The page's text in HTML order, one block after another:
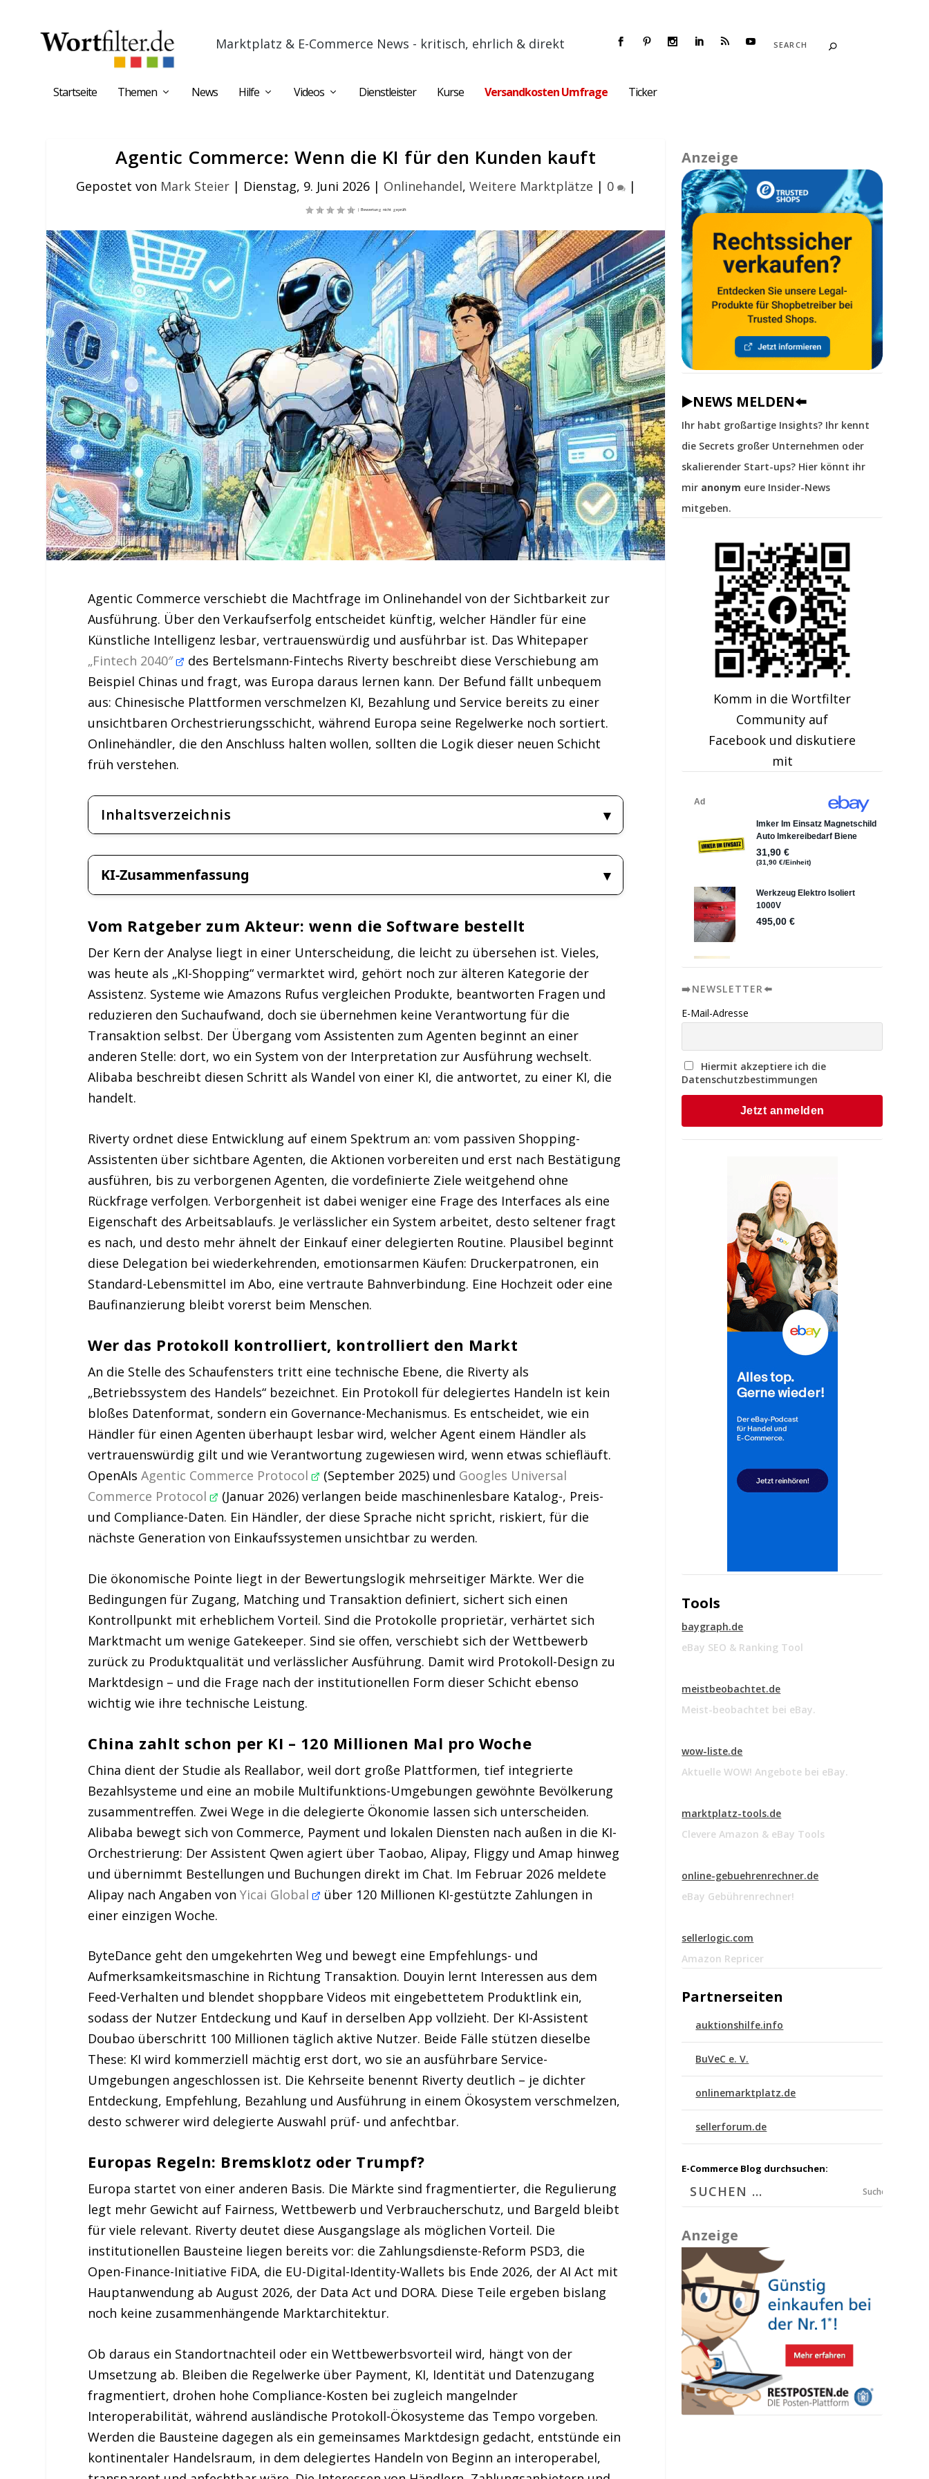
Marktplatz & E-Commerce News - kritisch, ehrlich & direkt
Startseite Themen News Hilfe Videos Dienstleister Kurse Versandkosten Umfrage Ticker
Agentic Commerce: Wenn die KI für den Kunden kauft
Gepostet von Mark Steier| Dienstag, 9. Juni 2026| Onlinehandel, Weitere Marktplätze | 0 |
Agentic Commerce verschiebt die Machtfrage im Onlinehandel von der Sichtbarkeit zur
Ausführung. Über den Verkaufserfolg entscheidet künftig, welcher Händler für eine
Künstliche Intelligenz lesbar, vertrauenswürdig und ausführbar ist. Das Whitepaper
„Fintech 2040″
des Bertelsmann-Fintechs Riverty beschreibt diese Verschiebung am
Beispiel Chinas und fragt, was Europa daraus lernen kann. Der Befund fällt unbequem
aus: Chinesische Plattformen verschmelzen KI, Bezahlung und Service bereits zu einer
unsichtbaren Orchestrierungsschicht, während Europa seine Regelwerke noch sortiert.
Onlinehändler, die den Anschluss halten wollen, sollten die Logik dieser neuen Schicht
früh verstehen.
Inhaltsverzeichnis
KI-Zusammenfassung
Vom Ratgeber zum Akteur: wenn die Software bestellt
Der Kern der Analyse liegt in einer Unterscheidung, die leicht zu übersehen ist. Vieles,
was heute als „KI-Shopping“ vermarktet wird, gehört noch zur älteren Kategorie der
Assistenz. Systeme wie Amazons Rufus vergleichen Produkte, beantworten Fragen und
reduzieren den Suchaufwand, doch sie übernehmen keine Verantwortung für die
Transaktion selbst. Der Übergang vom Assistenten zum Agenten beginnt an einer
anderen Stelle: dort, wo ein System von der Interpretation zur Ausführung wechselt.
Alibaba beschreibt diesen Schritt als Wandel von einer KI, die antwortet, zu einer KI, die
handelt.
Riverty ordnet diese Entwicklung auf einem Spektrum an: vom passiven Shopping-
Assistenten über sichtbare Agenten, die Aktionen vorbereiten und erst nach Bestätigung
ausführen, bis zu verborgenen Agenten, die vordefinierte Ziele weitgehend ohne
Rückfrage verfolgen. Verborgenheit ist dabei weniger eine Frage des Interfaces als eine
Eigenschaft des Arbeitsablaufs. Je verlässlicher ein System arbeitet, desto seltener fragt
es nach, und desto mehr ähnelt der Einkauf einer delegierten Routine. Plausibel beginnt
diese Delegation bei wiederkehrenden, emotionsarmen Käufen: Druckerpatronen, ein
Standard-Lebensmittel im Abo, eine vertraute Bahnverbindung. Eine Hochzeit oder eine
Baufinanzierung bleibt vorerst beim Menschen.
Wer das Protokoll kontrolliert, kontrolliert den Markt
An die Stelle des Schaufensters tritt eine technische Ebene, die Riverty als
„Betriebssystem des Handels“ bezeichnet. Ein Protokoll für delegiertes Handeln ist kein
bloßes Datenformat, sondern ein Governance-Mechanismus. Es entscheidet, wie ein
Händler für einen Agenten überhaupt lesbar wird, welcher Agent einem Händler als
vertrauenswürdig gilt und wie Verantwortung zugewiesen wird, wenn etwas schiefläuft.
OpenAIsAgentic Commerce Protocol (September 2025) und Googles Universal
Commerce Protocol
(Januar 2026) verlangen beide maschinenlesbare Katalog-, Preis-
und Compliance-Daten. Ein Händler, der diese Sprache nicht spricht, riskiert, für die
nächste Generation von Einkaufssystemen unsichtbar zu werden.
Die ökonomische Pointe liegt in der Bewertungslogik mehrseitiger Märkte. Wer die
Bedingungen für Zugang, Matching und Transaktion definiert, sichert sich einen
Kontrollpunkt mit erheblichem Vorteil. Sind die Protokolle proprietär, verhärtet sich
Marktmacht um wenige Gatekeeper. Sind sie offen, verschiebt sich der Wettbewerb
zurück zu Produktqualität und verlässlicher Ausführung. Damit wird Protokoll-Design zu
Marktdesign – und die Frage nach der institutionellen Form dieser Schicht ebenso
wichtig wie ihre technische Leistung.
China zahlt schon per KI – 120 Millionen Mal pro Woche
China dient der Studie als Reallabor, weil dort große Plattformen, tief integrierte
Bezahlsysteme und eine an mobile Multifunktions-Umgebungen gewöhnte Bevölkerung
zusammentreffen. Zwei Wege in die delegierte Ökonomie lassen sich unterscheiden.
Alibaba bewegt sich von Commerce, Payment und lokalen Diensten nach außen in die KI-
Orchestrierung: Der Assistent Qwen agiert über Taobao, Alipay, Fliggy und Amap hinweg
und übernimmt Bestellungen und Buchungen direkt im Chat. Im Februar 2026 meldete
Alipay nach Angaben vonYicai Global
über 120 Millionen KI-gestützte Zahlungen in
einer einzigen Woche.
ByteDance geht den umgekehrten Weg und bewegt eine Empfehlungs- und
Aufmerksamkeitsmaschine in Richtung Transaktion. Douyin lernt Interessen aus dem
Feed-Verhalten und blendet shoppbare Videos mit eingebettetem Produktlink ein,
sodass der Nutzer Entdeckung und Kauf in derselben App vollzieht. Der KI-Assistent
Doubao überschritt 100 Millionen täglich aktive Nutzer. Beide Fälle stützen dieselbe
These: KI wird kommerziell mächtig erst dort, wo sie an ausführbare Service-
Umgebungen angeschlossen ist. Die Kehrseite benennt Riverty deutlich – je dichter
Entdeckung, Empfehlung, Bezahlung und Ausführung in einem Ökosystem verschmelzen,
desto schwerer wird delegierte Auswahl prüf- und anfechtbar.
Europas Regeln: Bremsklotz oder Trumpf?
Europa startet von einer anderen Basis. Die Märkte sind fragmentierter, die Regulierung
legt mehr Gewicht auf Fairness, Wettbewerb und Verbraucherschutz, und Bargeld bleibt
für viele relevant. Riverty deutet diese Ausgangslage als möglichen Vorteil. Die
institutionellen Bausteine liegen bereits vor: die Zahlungsdienste-Reform PSD3, die
Open-Finance-Initiative FiDA, die EU-Digital-Identity-Wallets bis Ende 2026, der AI Act mit
Hauptanwendung ab August 2026, der Data Act und DORA. Diese Teile ergeben bislang
noch keine zusammenhängende Marktarchitektur.
Ob daraus ein Standortnachteil oder ein Wettbewerbsvorteil wird, hängt von der
Umsetzung ab. Bleiben die Regelwerke über Payment, KI, Identität und Datenzugang
fragmentiert, drohen hohe Compliance-Kosten bei zugleich mangelnder
Interoperabilität, während ausländische Protokoll-Ökosysteme das Tempo vorgeben.
Werden die Bausteine dagegen als ein gemeinsames Marktdesign gedacht, entstünde ein
kontinentaler Handelsraum, in dem delegiertes Handeln von Beginn an interoperabel,
Anzeige
▶️NEWS MELDEN⬅️
Ihr habt großartige Insights? Ihr kennt
die Secrets großer Unternehmen oder
skalierender Start-ups? Hier könnt ihr
mir anonym eure Insider-News
mitgeben.
Komm in die Wortfilter
Community auf
Facebook und diskutiere
mit
➡️NEWSLETTER⬅️
E-Mail-Adresse
Hiermit akzeptiere ich die
Datenschutzbestimmungen
Tools
baygraph.de
eBay SEO & Ranking Tool
meistbeobachtet.de
Meist-beobachtet bei eBay.
wow-liste.de
Aktuelle WOW! Angebote bei eBay.
marktplatz-tools.de
Clevere Amazon & eBay Tools
online-gebuehrenrechner.de
eBay Gebührenrechner!
sellerlogic.com
Amazon Repricer
Partnerseiten
auktionshilfe.info
BuVeC e. V.
onlinemarktplatz.de
sellerforum.de
E-Commerce Blog durchsuchen:
Suchen
Anzeige